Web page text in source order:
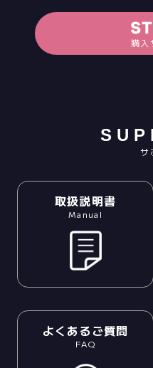
購入
サ
取扱説明書
Manual
よくあるご質問
FAQ